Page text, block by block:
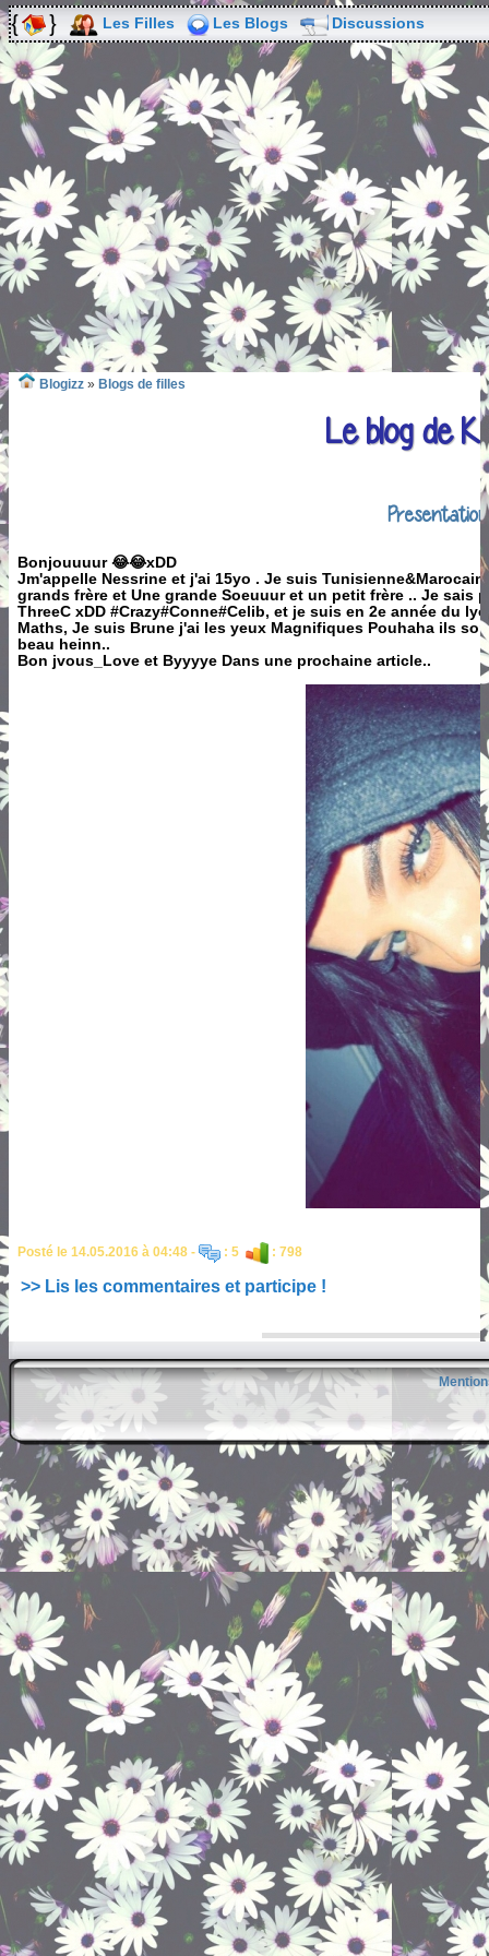
Les Filles Les Blogs Discussions
Blogizz » Blogs de filles
Le blog de
Bonjouuuur😂😂xDD
Jm'appelle Nessrine et j'ai 15yo . Je suis
grands frère et Une grande Soeuuur et un petit frère .. Je sais
ThreeC xDD #Crazy#Conne#Celib, et je suis en 2e année du
Maths, Je suis Brune j'ai les yeux Magnifiques Pouhaha ils
beau heinn..
Bon jvous_Love et Byyyye Dans une prochaine article..
Posté le 14.05.2016 à 04:48 - : 5 : 798
>> Lis les commentaires et participe !